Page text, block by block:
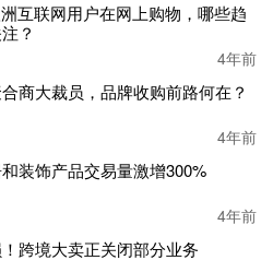
点将于 2022 年5月13日 15:00（新
：Przesyłka Ekonomiczna（经
多的包邮渠道。另外，这一包邮
的包裹。
但发展步伐迈得飞快。据有关调
互联网用户在网上购物，哪些趋
？
4年前
商大裁员，品牌收购前路何在？
4年前
装饰产品交易量激增300%
4年前
跨境大卖正关闭部分业务